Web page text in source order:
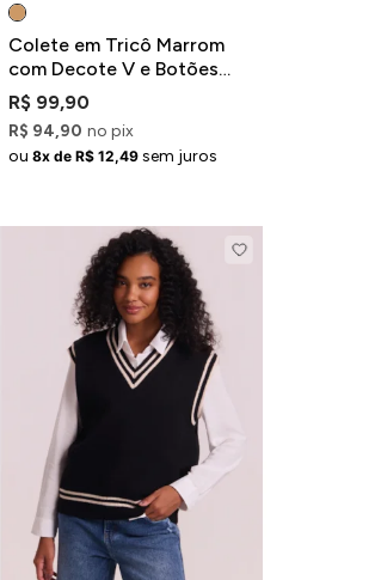
Colete em Tricô Marrom
com Decote V e Botões
Dourados
R$ 99,90
R$ 94,90 no pix
ou 8x de R$ 12,49 sem juros